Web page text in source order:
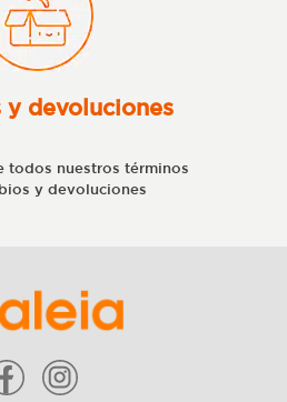
y devoluciones
todos nuestros términos
y devoluciones